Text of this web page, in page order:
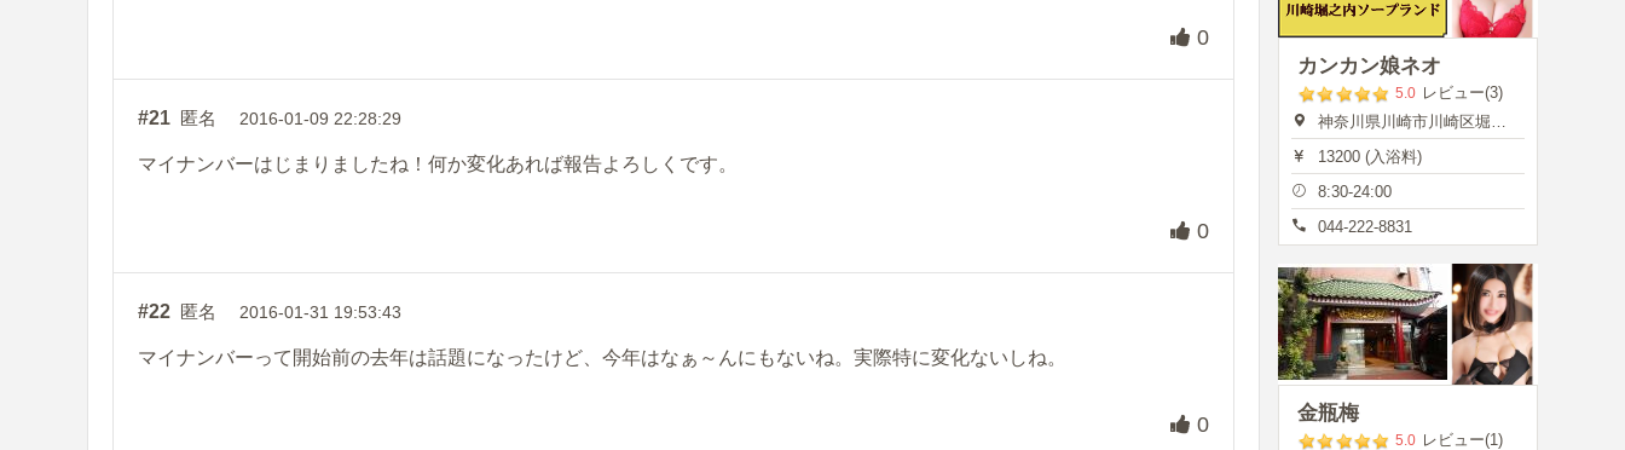
0
#21 匿名 2016-01-09 22:28:29
マイナンバーはじまりましたね！何か変化あれば報告よろしくです。
0
#22 匿名 2016-01-31 19:53:43
マイナンバーって開始前の去年は話題になったけど、今年はなぁ～んにもないね。実際特に変化ないしね。
0
カンカン娘ネオ
5.0 レビュー(3)
神奈川県川崎市川崎区堀之内町13
13200 (入浴料)
8:30-24:00
044-222-8831
金瓶梅
5.0 レビュー(1)